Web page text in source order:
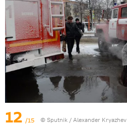
12 /15 © Sputnik / Alexander Kryazhev